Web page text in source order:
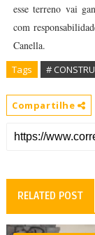
esse terreno vai
com
Canella.
Tags #
Compartilhe
RELATED POST